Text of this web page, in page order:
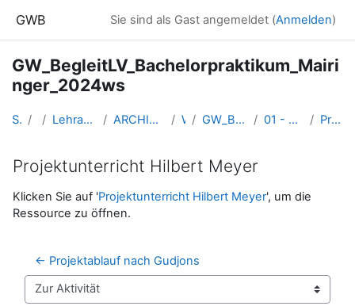
GWB Sie sind als Gast angemeldet (Anmelden)
GW_BegleitLV_Bachelorpraktikum_Mairi
nger_2024ws
Startseite Kurse Lehramtsausbildung GW im Cluster Österreich Mitte ARCHIV - Lehrveranstaltungen am Standort Linz - seit 2016 WS 2024/25 GW_BegleitLV_Bachelorpraktikum_Mairinger_2024ws 01 - Di. 17.09.2024: 17h-19h30 Vorbesprechung Projektunterricht Hilbert Meyer
Projektunterricht Hilbert Meyer
Abschlussbedingungen
Klicken Sie auf 'Projektunterricht Hilbert Meyer', um die
Ressource zu öffnen.
← Projektablauf nach Gudjons
Zur Aktivität